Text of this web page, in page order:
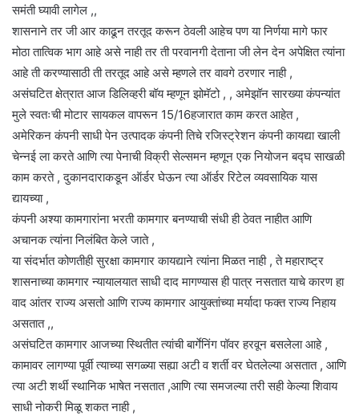
समंती घ्यावी लागेल ,,
शासनाने तर जी आर काढून तरतूद करून ठेवली आहेच पण या निर्णया मागे फार
मोठा तात्विक भाग आहे असे नाही तर ती परवानगी देताना जी लेन देन अपेक्षित त्यांना
आहे ती करण्यासाठी ती तरतूद आहे असे म्हणले तर वावगे ठरणार नाही ,
असंघटित क्षेत्रात आज डिलिव्हरी बॉय म्हणून झोमॅटो , , अमेझॉन सारख्या कंपन्यांत
मुले स्वतःची मोटार सायकल वापरून 15/16हजारात काम करत आहेत ,
अमेरिकन कंपनी साधी पेन उत्पादक कंपनी तिचे रजिस्ट्रेशन कंपनी कायद्या खाली
चेन्नई ला करते आणि त्या पेनाची विक्री सेल्समन म्हणून एक नियोजन बद्घ साखळी
काम करते , दुकानदाराकडून ऑर्डर घेऊन त्या ऑर्डर रिटेल व्यवसायिक यास
द्यायच्या ,
कंपनी अश्या कामगारांना भरती कामगार बनण्याची संधी ही ठेवत नाहीत आणि
अचानक त्यांना निलंबित केले जाते ,
या संदर्भात कोणतीही सुरक्षा कामगार कायद्याने त्यांना मिळत नाही , ते महाराष्ट्र
शासनाच्या कामगार न्यायालयात साधी दाद मागण्यास ही पात्र नसतात याचे कारण हा
वाद आंतर राज्य असतो आणि राज्य कामगार आयुक्तांच्या मर्यादा फक्त राज्य निहाय
असतात ,,
असंघटित कामगार आजच्या स्थितीत त्यांची बार्गेनिंग पॉवर हरवून बसलेला आहे ,
कामावर लागण्या पूर्वी त्याच्या सगळ्या सह्या अटी व शर्ती वर घेतलेल्या असतात , आणि
त्या अटी शर्थी स्थानिक भाषेत नसतात ,आणि त्या समजल्या तरी सही केल्या शिवाय
साधी नोकरी मिळू शकत नाही ,